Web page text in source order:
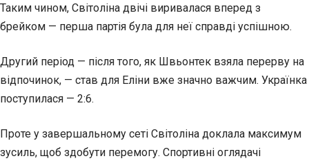
Таким чином, Світоліна двічі виривалася вперед з
брейком — перша партія була для неї справді успішною.
Другий період — після того, як Швьонтек взяла перерву на
відпочинок, — став для Еліни вже значно важчим. Українка
поступилася — 2:6.
Проте у завершальному сеті Світоліна доклала максимум
зусиль, щоб здобути перемогу. Спортивні оглядачі